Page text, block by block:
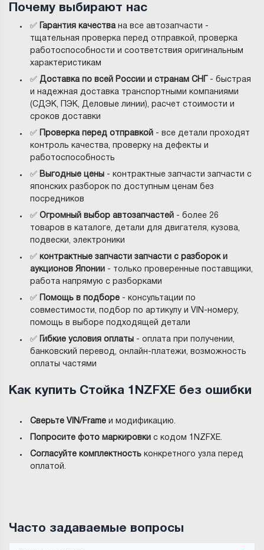
Почему выбирают нас
✅ Гарантия качествана все автозапчасти -
тщательная проверка перед отправкой, проверка
работоспособности и соответствия оригинальным
характеристикам
✅Доставка по всей России и странам СНГ
- быстрая
и надежная доставка транспортными компаниями
(СДЭК, ПЭК, Деловые линии), расчет стоимости и
сроков доставки
✅ Проверка перед отправкой - все детали проходят
контроль качества, проверку на дефекты и
работоспособность
✅ Выгодные цены - контрактные запчасти запчасти с
японских разборок по доступным ценам без
посредников
✅Огромный выбор автозапчастей - более 26
товаров в каталоге, детали для двигателя, кузова,
подвески, электроники
✅ контрактные запчасти запчасти с разборок и
аукционов Японии - только проверенные поставщики,
работа напрямую с разборками
✅ Помощь в подборе - консультации по
совместимости, подбор по артикулу и VIN-номеру,
помощь в выборе подходящей детали
✅ Гибкие условия оплаты - оплата при получении,
банковский перевод, онлайн-платежи, возможность
оплаты частями
Как купить Стойка 1NZFXE без ошибки
Сверьте VIN/Frame и модификацию.
Попросите фото маркировки с кодом 1NZFXE.
Согласуйте комплектность конкретного узла перед
оплатой.
Часто задаваемые вопросы